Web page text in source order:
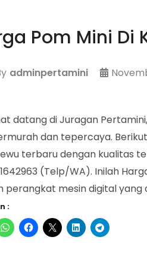
Pom Mini Di
adminpertamini
datang di Juragan
dan tepercaya.
terbaru dengan kualitas
(Telp/WA). Inilah
perangkat mesin digital yang
: